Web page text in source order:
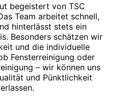
begeistert von TSC
Team arbeitet schnell,
hinterlässt stets ein
Besonders schätzen wir
und die individuelle
Fensterreinigung oder
– wir können uns
und Pünktlichkeit